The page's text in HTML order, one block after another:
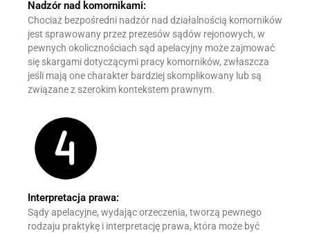
Nadzór nad komornikami:
Chociaż bezpośredni nadzór nad działalnością komorników
jest sprawowany przez prezesów sądów rejonowych, w
pewnych okolicznościach sąd apelacyjny może zajmować
się skargami dotyczącymi pracy komorników, zwłaszcza
jeśli mają one charakter bardziej skomplikowany lub są
związane z szerokim kontekstem prawnym.
Interpretacja prawa:
Sądy apelacyjne, wydając orzeczenia, tworzą pewnego
rodzaju praktykę i interpretację prawa, która może być